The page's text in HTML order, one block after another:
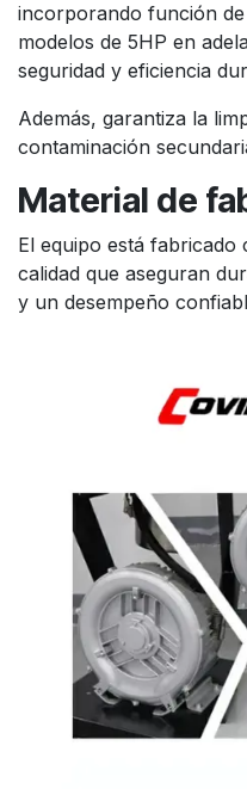
incorporando función
modelos de 5HP en
seguridad y eficiencia
Además, garantiza la
contaminación
Material de
El equipo está
calidad que aseguran
y un desempeño